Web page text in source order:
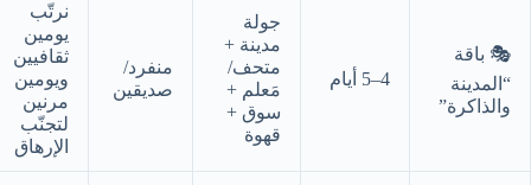
🎭 باقة
“المدينة
والذاكرة”
4–5 أيام
جولة
مدينة +
متحف/
مَعلم +
سوق +
قهوة
منفرد/
صديقين
نرتّب
يومين
ثقافيين
ويومين
مرنين
لتجنّب
الإرهاق